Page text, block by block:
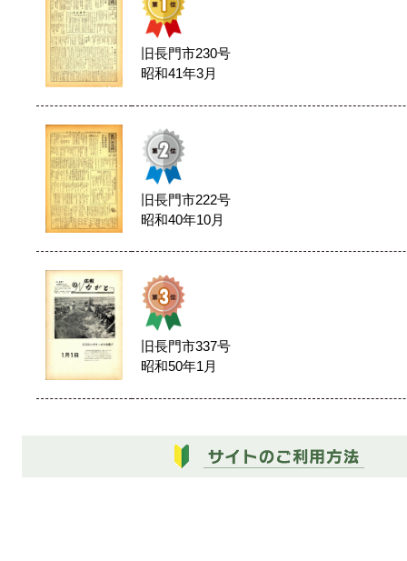
旧長門市230号
昭和41年3月
旧長門市222号
昭和40年10月
旧長門市337号
昭和50年1月